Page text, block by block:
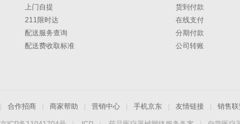
上门自提
211限时达
配送服务查询
配送费收取标准
货到付款
在线支付
分期付款
公司转账
合作招商 商家帮助 营销中心 手机京东 友情链接 销售联